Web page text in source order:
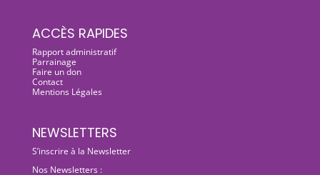
ACCÈS RAPIDES
Rapport administratif
Parrainage
Faire un don
Contact
Mentions Légales
NEWSLETTERS
S’inscrire à la Newsletter
Nos Newsletters :